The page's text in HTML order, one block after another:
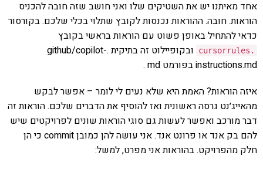
אחד מאיתנו יש את השטיקים שלו ואני חושב שזה חובה להכניס
הוראות. חובה. ההוראות נכנסות לקובץ שתלוי בכלי שלכם. בקורסור
כדאי להתחיל באופן פשוט עם הוראות בראשי בקובץ
.
cursorrules
ובקופיילוט זה בתיקית .github/copilot-
instructions.md בפורמט md .
איזה הוראות? האמת היא שלא נעים לי לומר – אפשר לבקש
מהאייג׳נט גרסה ראשונית ואז להוסיף את הדברים שלכם. הוראות זה
דבר מורכב ואפשר לעשות גם סוגי הוראות שונים לפרויקטים שיש
להם בק אנד או פרונט אנד. אני עושה להן כמובן commit כי הן
חלק מהפרויקט. בהוראות אני מפרט, למשל: